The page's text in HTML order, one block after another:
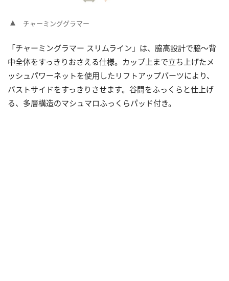
チャーミンググラマー
「チャーミングラマー スリムライン」は、脇高設計で脇～背
中全体をすっきりおさえる仕様。カップ上まで立ち上げたメ
ッシュパワーネットを使用したリフトアップパーツにより、
バストサイドをすっきりさせます。谷間をふっくらと仕上げ
る、多層構造のマシュマロふっくらパッド付き。